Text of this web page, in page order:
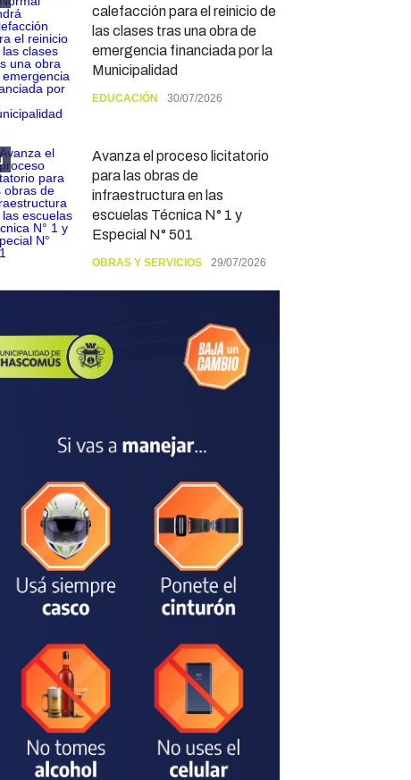
calefacción para el reinicio de
las clases tras una obra de
emergencia financiada por la
Municipalidad
EDUCACIÓN 30/07/2026
Avanza el proceso licitatorio
para las obras de
infraestructura en las
escuelas Técnica N° 1 y
Especial N° 501
OBRAS Y SERVICIOS 29/07/2026